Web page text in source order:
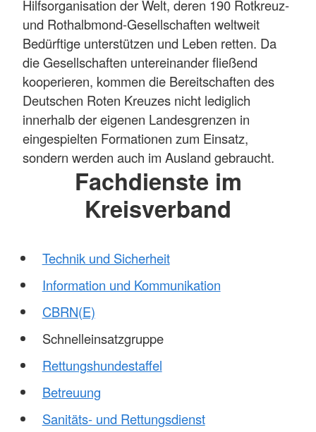
Hilfsorganisation der Welt, deren 190 Rotkreuz-
und Rothalbmond-Gesellschaften weltweit
Bedürftige unterstützen und Leben retten. Da
die Gesellschaften untereinander fließend
kooperieren, kommen die Bereitschaften des
Deutschen Roten Kreuzes nicht lediglich
innerhalb der eigenen Landesgrenzen in
eingespielten Formationen zum Einsatz,
sondern werden auch im Ausland gebraucht.
Fachdienste im
Kreisverband
Technik und Sicherheit
Information und Kommunikation
CBRN(E)
Schnelleinsatzgruppe
Rettungshundestaffel
Betreuung
Sanitäts- und Rettungsdienst